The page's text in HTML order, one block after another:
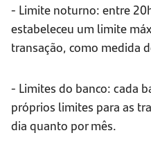
- Limite noturno: entre
estabeleceu um limite
transação, como medida
- Limites do banco: cada
próprios limites para as
dia quanto por mês.